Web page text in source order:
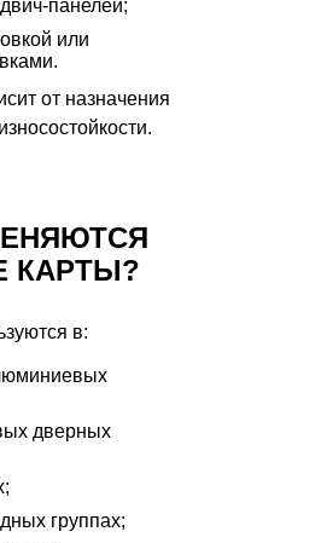
панелей;
или
от назначения
КАРТЫ?
в:
дверных
группах;